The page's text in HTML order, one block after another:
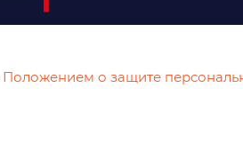
Положением о защите